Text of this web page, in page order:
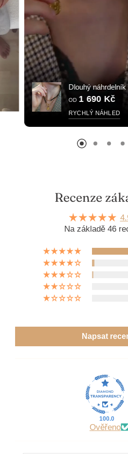
Dlouhý náhrdelník
OD 1 690 Kč
RYCHLÝ NÁHLED
Recenze
Na základě 46
Napsat
100.0
Ověřeno